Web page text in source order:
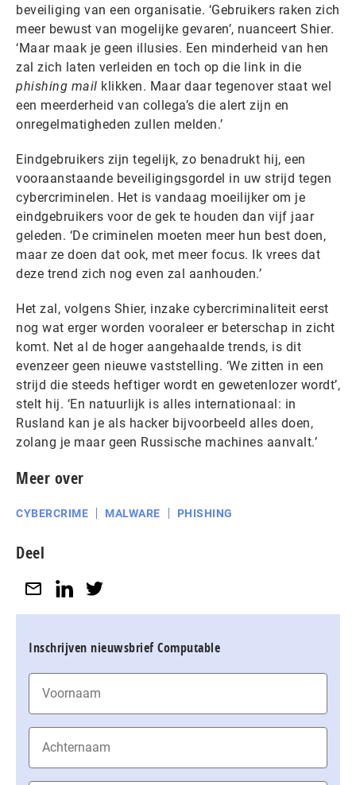
beveiliging van een organisatie. ‘Gebruikers raken zich
meer bewust van mogelijke gevaren’, nuanceert Shier.
‘Maar maak je geen illusies. Een minderheid van hen
zal zich laten verleiden en toch op die link in die
phishing mail klikken. Maar daar tegenover staat wel
een meerderheid van collega’s die alert zijn en
onregelmatigheden zullen melden.’
Eindgebruikers zijn tegelijk, zo benadrukt hij, een
vooraanstaande beveiligingsgordel in uw strijd tegen
cybercriminelen. Het is vandaag moeilijker om je
eindgebruikers voor de gek te houden dan vijf jaar
geleden. ‘De criminelen moeten meer hun best doen,
maar ze doen dat ook, met meer focus. Ik vrees dat
deze trend zich nog even zal aanhouden.’
Het zal, volgens Shier, inzake cybercriminaliteit eerst
nog wat erger worden vooraleer er beterschap in zicht
komt. Net al de hoger aangehaalde trends, is dit
evenzeer geen nieuwe vaststelling. ‘We zitten in een
strijd die steeds heftiger wordt en gewetenlozer wordt’,
stelt hij. ‘En natuurlijk is alles internationaal: in
Rusland kan je als hacker bijvoorbeeld alles doen,
zolang je maar geen Russische machines aanvalt.’
Meer over
CYBERCRIME MALWARE PHISHING
Deel
Inschrijven nieuwsbrief Computable